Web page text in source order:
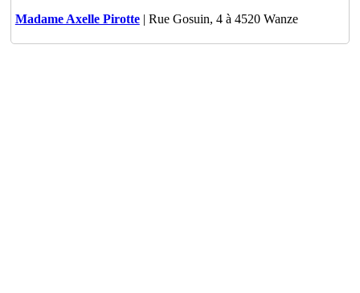
Madame Axelle Pirotte| Rue Gosuin, 4 à 4520 Wanze